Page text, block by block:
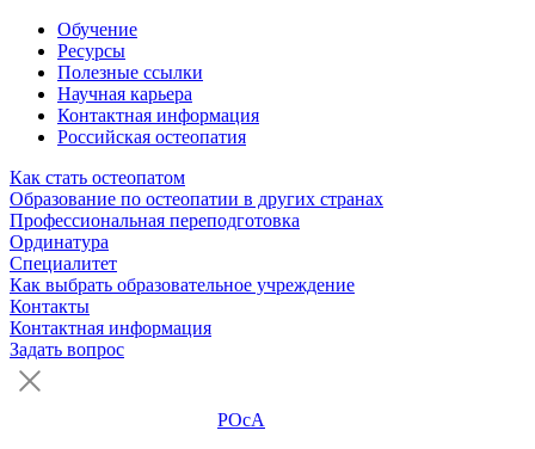
Обучение
Ресурсы
Полезные ссылки
Научная карьера
Контактная информация
Российская остеопатия
Как стать остеопатом
Образование по остеопатии в других странах
Профессиональная переподготовка
Ординатура
Специалитет
Как выбрать образовательное учреждение
Контакты
Контактная информация
Задать вопрос
РОсА